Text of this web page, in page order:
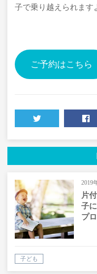
子で乗り越えられます
ご予約はこちら
2019
片
子
プ
子ども